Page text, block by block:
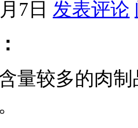
7日 发表评论
量较多的肉